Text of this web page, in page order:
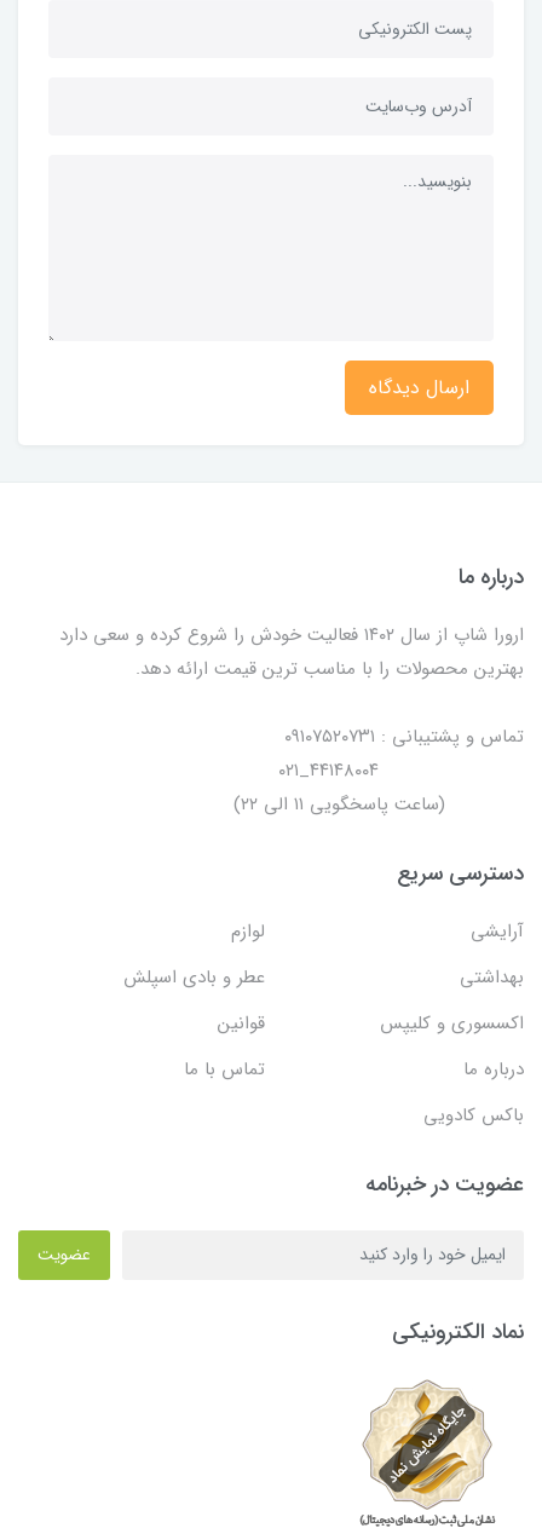
ارسال دیدگاه
درباره ما
ارورا شاپ از سال ۱۴۰۲ فعالیت خودش را شروع کرده و سعی دارد
بهترین محصولات را با مناسب ترین قیمت ارائه دهد.
تماس و پشتیبانی : ۰۹۱۰۷۵۲۰۷۳۱
(ساعت پاسخگویی ۱۱ الی ۲۲)
دسترسی سریع
آرایشی
لوازم
بهداشتی
عطر و بادی اسپلش
اکسسوری و کلیپس
قوانین
درباره ما
تماس با ما
باکس کادویی
عضویت در خبرنامه
عضویت
نماد الکترونیکی